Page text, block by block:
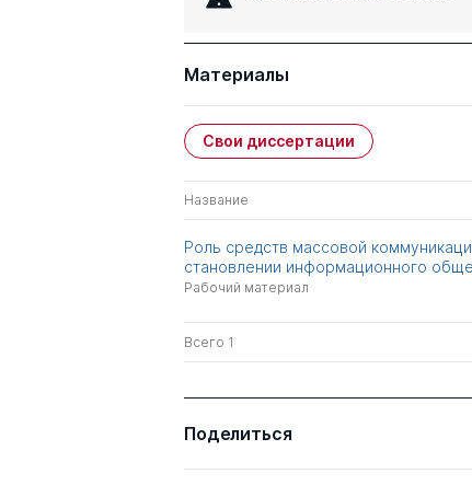
Материалы
Свои диссертации
Название
Роль средств массовой
становлении информационного
Рабочий материал
Всего 1
Поделиться